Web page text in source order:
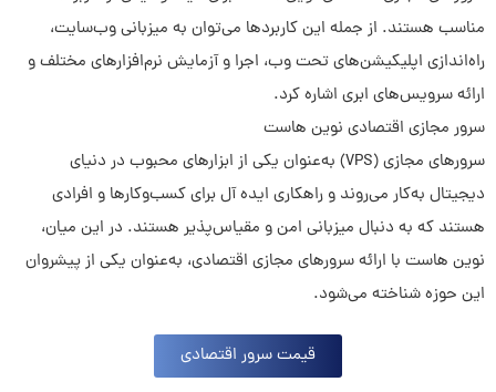
مناسب هستند. از جمله این کاربردها می‌توان به میزبانی وب‌سایت،
راه‌اندازی اپلیکیشن‌های تحت وب، اجرا و آزمایش نرم‌افزارهای مختلف و
ارائه سرویس‌های ابری اشاره کرد.
سرور مجازی اقتصادی نوین هاست
سرورهای مجازی (VPS) به‌عنوان یکی از ابزارهای محبوب در دنیای
دیجیتال به‌کار می‌روند و راهکاری ایده آل برای کسب‌وکارها و افرادی
هستند که به‌ دنبال میزبانی امن و مقیاس‌پذیر هستند. در این میان،
نوین هاست با ارائه سرورهای مجازی اقتصادی، به‌عنوان یکی از پیشروان
این حوزه شناخته می‌شود.
قیمت سرور اقتصادی